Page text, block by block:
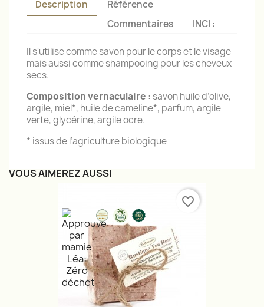
Description
Référence
Commentaires
INCI :
Il s'utilise comme savon pour le corps et le visage
mais aussi comme shampooing pour les cheveux
secs.
Composition vernaculaire : savon huile d’olive,
argile, miel*, huile de cameline*, parfum, argile
verte, glycérine, argile ocre.
* issus de l’agriculture biologique
VOUS AIMEREZ AUSSI
favorite_border